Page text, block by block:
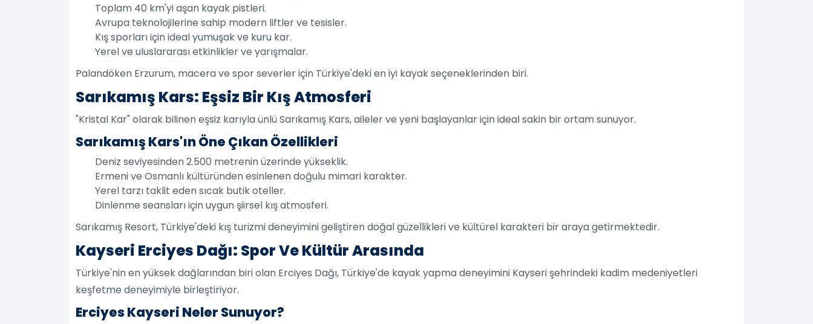
Toplam 40 km'yi aşan kayak pistleri.
Avrupa teknolojilerine sahip modern liftler ve tesisler.
Kış sporları için ideal yumuşak ve kuru kar.
Yerel ve uluslararası etkinlikler ve yarışmalar.
Palandöken Erzurum, macera ve spor severler için Türkiye'deki en iyi kayak seçeneklerinden biri.
Sarıkamış Kars: Eşsiz Bir Kış Atmosferi
"Kristal Kar" olarak bilinen eşsiz karıyla ünlü Sarıkamış Kars, aileler ve yeni başlayanlar için ideal sakin bir ortam sunuyor.
Sarıkamış Kars'ın Öne Çıkan Özellikleri
Deniz seviyesinden 2.500 metrenin üzerinde yükseklik.
Ermeni ve Osmanlı kültüründen esinlenen doğulu mimari karakter.
Yerel tarzı taklit eden sıcak butik oteller.
Dinlenme seansları için uygun şiirsel kış atmosferi.
Sarıkamış Resort, Türkiye'deki kış turizmi deneyimini geliştiren doğal güzellikleri ve kültürel karakteri bir araya getirmektedir.
Kayseri Erciyes Dağı: Spor Ve Kültür Arasında
Türkiye'nin en yüksek dağlarından biri olan Erciyes Dağı, Türkiye'de kayak yapma deneyimini Kayseri şehrindeki kadim medeniyetleri
keşfetme deneyimiyle birleştiriyor.
Erciyes Kayseri Neler Sunuyor?